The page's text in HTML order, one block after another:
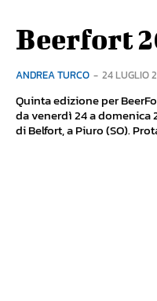
Beerfort
ANDREA TURCO - 24 LUGLIO
Quinta edizione per
da venerdì 24 a domenica
di Belfort, a Piuro (SO).